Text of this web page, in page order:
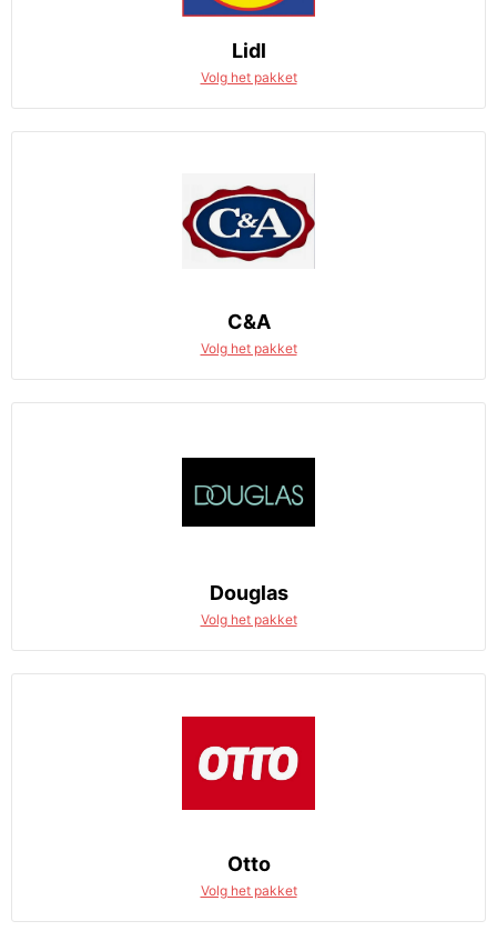
Lidl
Volg het pakket
C&A
Volg het pakket
Douglas
Volg het pakket
Otto
Volg het pakket